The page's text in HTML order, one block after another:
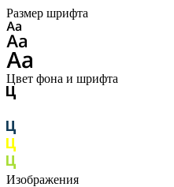
Размер шрифта
Цвет фона и шрифта
Изображения